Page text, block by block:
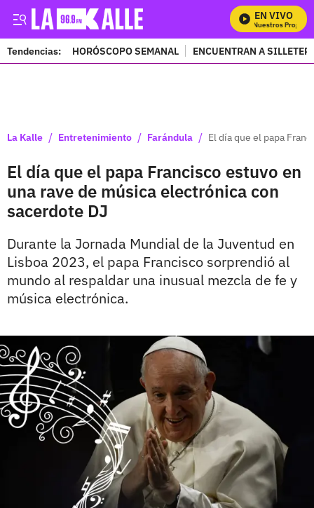
EN VIVO
Mira Todos Nuestros Programas
Tendencias: HORÓSCOPO SEMANAL ENCUENTRAN A
La Kalle / Entretenimiento / Farándula / El día que el papa
El día que el papa Francisco estuvo en
una rave de música electrónica con
sacerdote DJ
Durante la Jornada Mundial de la Juventud en
Lisboa 2023, el papa Francisco sorprendió al
mundo al respaldar una inusual mezcla de fe y
música electrónica.